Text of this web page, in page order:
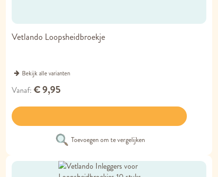
Vetlando Loopsheidbroekje
Bekijk alle varianten
Vanaf € 9,95
Toevoegen om te vergelijken